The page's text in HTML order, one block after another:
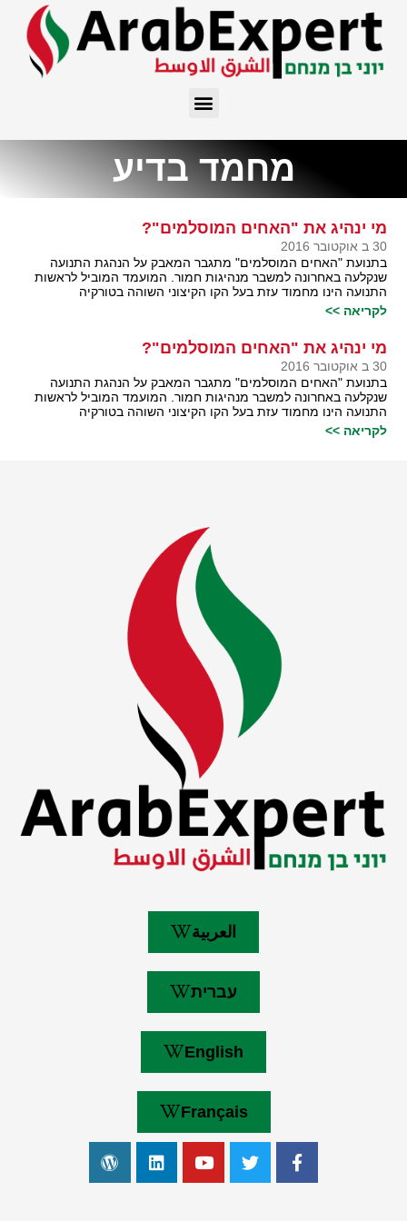
מחמד בדיע
מי ינהיג את "האחים המוסלמים"?
30 ב אוקטובר 2016
בתנועת "האחים המוסלמים" מתגבר המאבק על הנהגת התנועה
שנקלעה באחרונה למשבר מנהיגות חמור. המועמד המוביל לראשות
התנועה הינו מחמוד עזת בעל הקו הקיצוני השוהה בטורקיה
לקריאה >>
מי ינהיג את "האחים המוסלמים"?
30 ב אוקטובר 2016
בתנועת "האחים המוסלמים" מתגבר המאבק על הנהגת התנועה
שנקלעה באחרונה למשבר מנהיגות חמור. המועמד המוביל לראשות
התנועה הינו מחמוד עזת בעל הקו הקיצוני השוהה בטורקיה
לקריאה >>
العربية
עברית
English
Français